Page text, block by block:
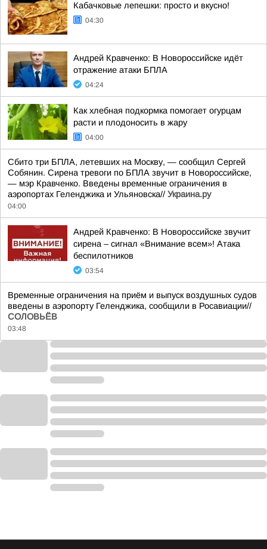
Кабачковые лепешки: просто и вкусно!
04:30
Андрей Кравченко: В Новороссийске идёт
отражение атаки БПЛА
04:24
Как хлебная подкормка помогает огурцам
расти и плодоносить в жару
04:00
Сбито три БПЛА, летевших на Москву, — сообщил Сергей
Собянин. Сирена тревоги по БПЛА звучит в Новороссийске,
— мэр Кравченко. Введены временные ограничения в
аэропортах Геленджика и Ульяновска// Украина.ру
04:00
Андрей Кравченко: В Новороссийске звучит
сирена – сигнал «Внимание всем»! Атака
беспилотников
03:54
Временные ограничения на приём и выпуск воздушных судов
введены в аэропорту Геленджика, сообщили в Росавиации//
СОЛОВЬЁВ
03:48